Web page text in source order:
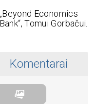
„Beyond Economics
, Tomui Gorbačui.
Komentarai